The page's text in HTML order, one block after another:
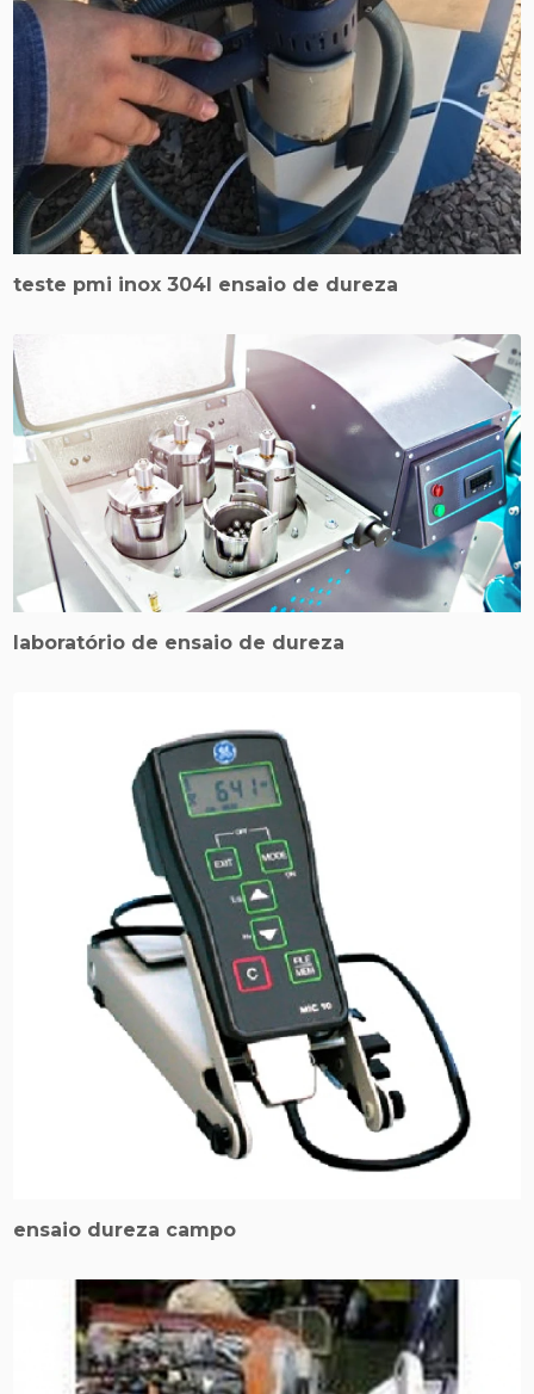
teste pmi inox 304l ensaio de dureza
laboratório de ensaio de dureza
ensaio dureza campo